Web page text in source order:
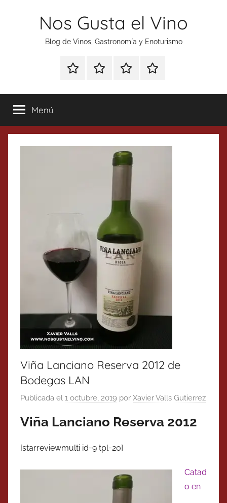
Nos Gusta el Vino
Blog de Vinos, Gastronomía y Enoturismo
Especial
Tonics
Enoturismo
Gastronomía
RankingContacto
Menú
Viña Lanciano Reserva 2012 de
Bodegas LAN
Publicada el 1 octubre, 2019 por Xavier Valls Gutierrez
Viña Lanciano Reserva 2012
[starreviewmulti id=9 tpl=20]
Catad
o en